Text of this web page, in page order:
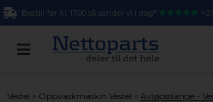
Bestill før kl. 17.00 så sender vi i dag*
Vestel » Oppvaskmaskin Vestel » Avløpsslange -